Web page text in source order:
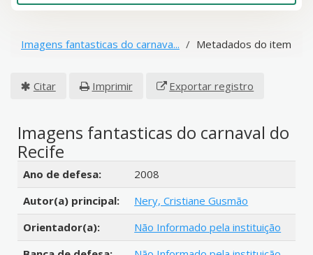
Imagens fantasticas do carnava... Metadados do item
Citar Imprimir Exportar registro
Imagens fantasticas do carnaval do
Recife
Detalhes bibliográficos
Ano de defesa:
2008
Autor(a) principal:
Nery, Cristiane Gusmão
Orientador(a):
Não Informado pela instituição